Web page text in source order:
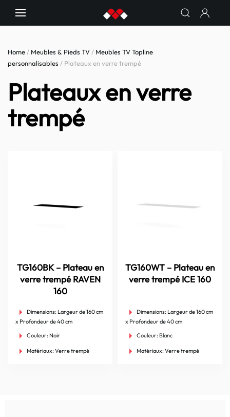
Home / Meubles & Pieds TV / Meubles TV Topline
personnalisables / Plateaux en verre trempé
Plateaux en verre
trempé
TG160BK – Plateau en
verre trempé RAVEN
160
Dimensions: Largeur de 160 cm
x Profondeur de 40 cm
Couleur: Noir
Matériaux: Verre trempé
TG160WT – Plateau en
verre trempé ICE 160
Dimensions: Largeur de 160 cm
x Profondeur de 40 cm
Couleur: Blanc
Matériaux: Verre trempé